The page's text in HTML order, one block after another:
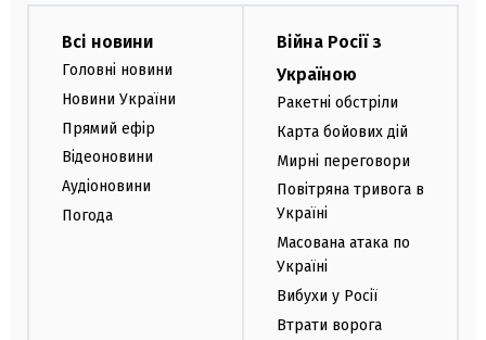
Всі новини
Головні новини
Новини України
Прямий ефір
Відеоновини
Аудіоновини
Погода
Війна Росії з
Україною
Ракетні обстріли
Карта бойових дій
Мирні переговори
Повітряна тривога в
Україні
Масована атака по
Україні
Вибухи у Росії
Втрати ворога